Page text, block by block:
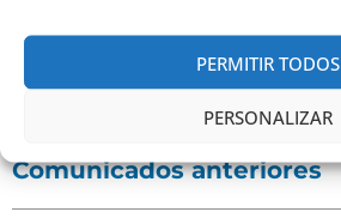
PERMITIR TODOS
PERSONALIZAR
Eduardo Castro
Comunicados anteriores